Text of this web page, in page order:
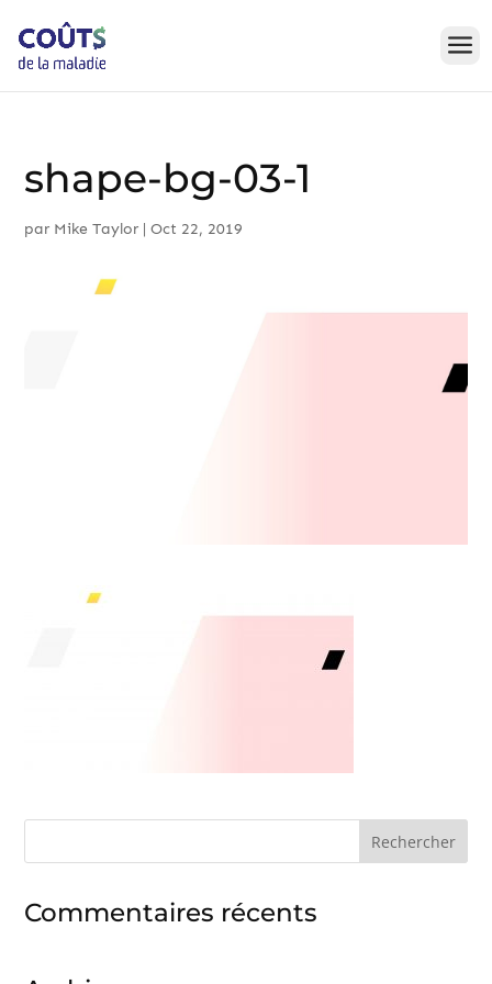
to
content
shape-bg-03-1
par Mike Taylor |Oct 22, 2019
Commentaires récents